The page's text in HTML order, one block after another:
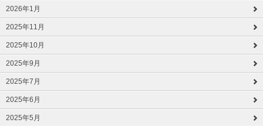
2026年1月
2025年11月
2025年10月
2025年9月
2025年7月
2025年6月
2025年5月